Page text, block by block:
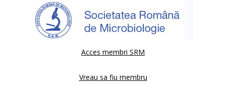
Acces membri SRM
Vreau sa fiu membru